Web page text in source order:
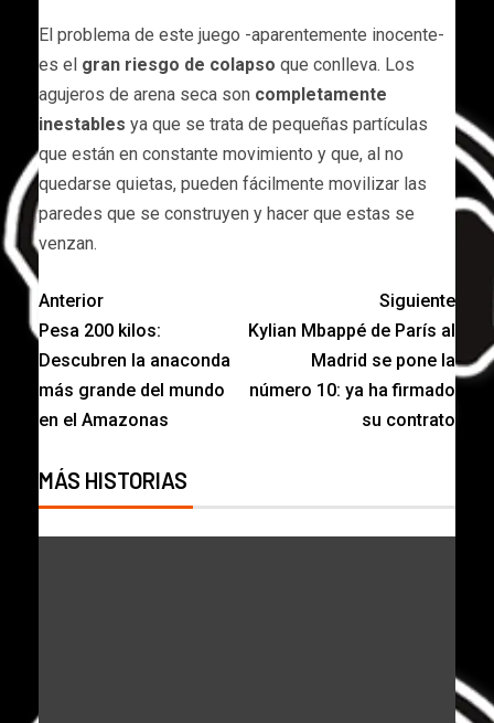
El problema de este juego -aparentemente inocente-
es el gran riesgo de colapso que conlleva. Los
agujeros de arena seca son completamente
inestables ya que se trata de pequeñas partículas
que están en constante movimiento y que, al no
quedarse quietas, pueden fácilmente movilizar las
paredes que se construyen y hacer que estas se
venzan.
Anterior
Pesa 200 kilos:
Descubren la anaconda
más grande del mundo
en el Amazonas
Siguiente
Kylian Mbappé de París al
Madrid se pone la
número 10: ya ha firmado
su contrato
MÁS HISTORIAS